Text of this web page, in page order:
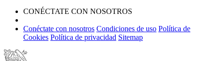
CONÉCTATE CON NOSOTROS
Conéctate con nosotros Condiciones de uso Política de
Cookies Política de privacidad Sitemap